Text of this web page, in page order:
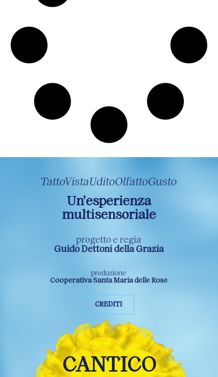
TattoVistaUditoOlfattoGusto
Un’esperienza
multisensoriale
progetto e regia
Guido Dettoni della Grazia
produzione
Cooperativa Santa Maria delle Rose
CREDITI
CANTICO